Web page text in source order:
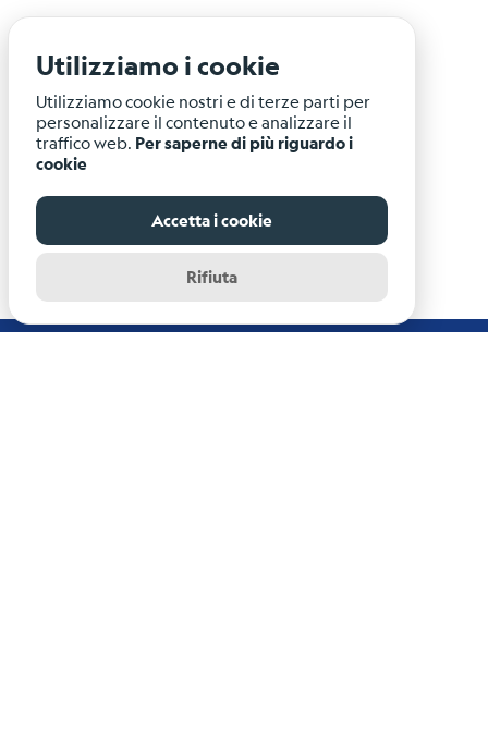
Utilizziamo i cookie
Utilizziamo cookie nostri e di terze parti per
personalizzare il contenuto e analizzare il
traffico web. Per saperne di più riguardo i
cookie
Accetta i cookie
Rifiuta